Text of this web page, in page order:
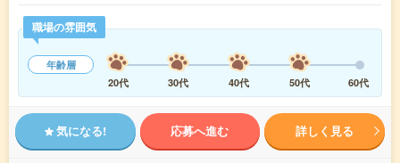
職場の雰囲気
年齢層
20代
30代 40代 50代 60代
気になる! 応募へ進む 詳しく見る